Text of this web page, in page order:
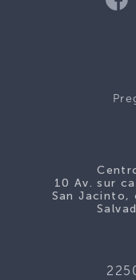
10 Av. sur
San Jacinto,